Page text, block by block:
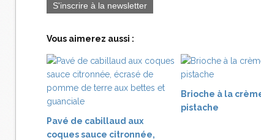
S'inscrire à la newsletter
Vous aimerez aussi :
Pavé de cabillaud aux
coques sauce citronnée,
Brioche à la
pistache